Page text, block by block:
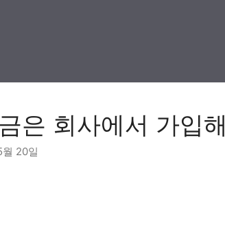
은 회사에서 가입
20일